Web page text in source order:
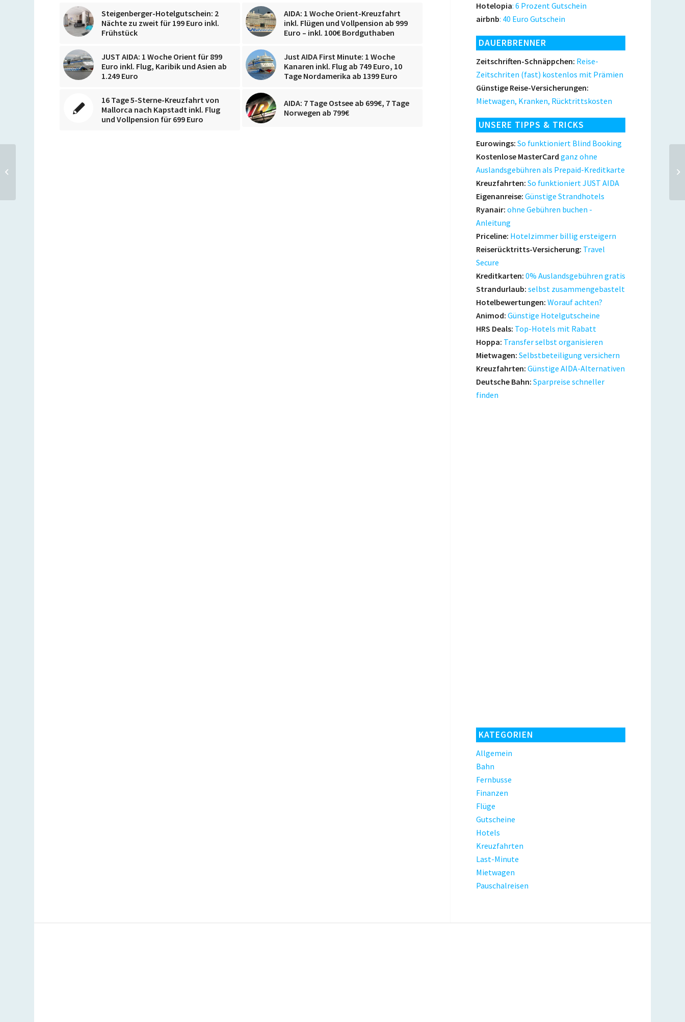
Steigenberger-Hotelgutschein: 2
Nächte zu zweit für 199 Euro inkl.
Frühstück
AIDA: 1 Woche Orient-Kreuzfahrt
inkl. Flügen und Vollpension ab 999
Euro – inkl. 100€ Bordguthaben
JUST AIDA: 1 Woche Orient für 899
Euro inkl. Flug, Karibik und Asien ab
1.249 Euro
Just AIDA First Minute: 1 Woche
Kanaren inkl. Flug ab 749 Euro, 10
Tage Nordamerika ab 1399 Euro
16 Tage 5-Sterne-Kreuzfahrt von
Mallorca nach Kapstadt inkl. Flug
und Vollpension für 699 Euro
AIDA: 7 Tage Ostsee ab 699€, 7 Tage
Norwegen ab 799€
Hotelopia: 6 Prozent Gutschein
airbnb: 40 Euro Gutschein
DAUERBRENNER
Zeitschriften-Schnäppchen: Reise-
Zeitschriten (fast) kostenlos mit Prämien
Günstige Reise-Versicherungen:
Mietwagen, Kranken, Rücktrittskosten
UNSERE TIPPS & TRICKS
Eurowings: So funktioniert Blind Booking
Kostenlose MasterCard ganz ohne
Auslandsgebühren als Prepaid-Kreditkarte
Kreuzfahrten: So funktioniert JUST AIDA
Eigenanreise: Günstige Strandhotels
Ryanair: ohne Gebühren buchen -
Anleitung
Priceline: Hotelzimmer billig ersteigern
Reiserücktritts-Versicherung: Travel
Secure
Kreditkarten: 0% Auslandsgebühren gratis
Strandurlaub: selbst zusammengebastelt
Hotelbewertungen: Worauf achten?
Animod: Günstige Hotelgutscheine
HRS Deals: Top-Hotels mit Rabatt
Hoppa: Transfer selbst organisieren
Mietwagen: Selbstbeteiligung versichern
Kreuzfahrten: Günstige AIDA-Alternativen
Deutsche Bahn: Sparpreise schneller
finden
KATEGORIEN
Allgemein
Bahn
Fernbusse
Finanzen
Flüge
Gutscheine
Hotels
Kreuzfahrten
Last-Minute
Mietwagen
Pauschalreisen